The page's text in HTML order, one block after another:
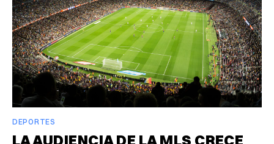
DEPORTES
LA AUDIENCIA DE LA MLS CRECE